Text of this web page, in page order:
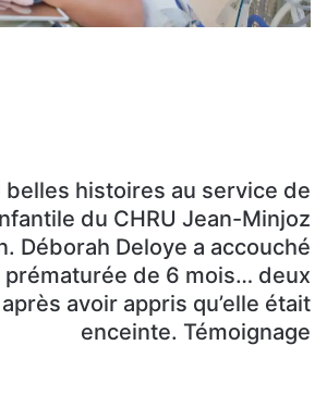
belles histoires au service de
du CHRU Jean-Minjoz
Déborah Deloye a accouché
prématurée de 6 mois… deux
avoir appris qu’elle était
enceinte. Témoignage